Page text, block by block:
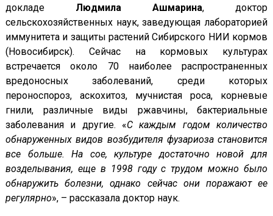
докладе Людмила Ашмарина, доктор
сельскохозяйственных наук, заведующая лабораторией
иммунитета и защиты растений Сибирского НИИ кормов
(Новосибирск). Сейчас на кормовых культурах
встречается около 70 наиболее распространенных
вредоносных заболеваний, среди которых
пероноспороз, аскохитоз, мучнистая роса, корневые
гнили, различные виды ржавчины, бактериальные
заболевания и другие. «С каждым годом количество
обнаруженных видов возбудителя фузариоза становится
все больше. На сое, культуре достаточно новой для
возделывания, еще в 1998 году с трудом можно было
обнаружить болезни, однако сейчас они поражают ее
регулярно», – рассказала доктор наук.